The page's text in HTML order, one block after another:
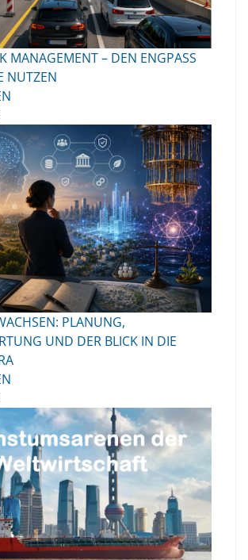
MANAGEMENT – DEN ENGPASS
NUTZEN
PLANUNG,
UND DER BLICK IN DIE